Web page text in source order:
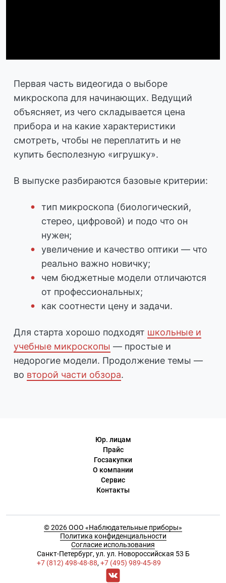
Первая часть видеогида о выборе
микроскопа для начинающих. Ведущий
объясняет, из чего складывается цена
прибора и на какие характеристики
смотреть, чтобы не переплатить и не
купить бесполезную «игрушку».
В выпуске разбираются базовые критерии:
тип микроскопа (биологический,
стерео, цифровой) и подо что он
нужен;
увеличение и качество оптики — что
реально важно новичку;
чем бюджетные модели отличаются
от профессиональных;
как соотнести цену и задачи.
Для старта хорошо подходят школьные и
учебные микроскопы — простые и
недорогие модели. Продолжение темы —
во второй части обзора.
Юр. лицам
Прайс
Госзакупки
О компании
Сервис
Контакты
© 2026 ООО «Наблюдательные приборы»
Политика конфиденциальности
Согласие использования
Cанкт-Петербург, ул. ул. Новороссийская 53 Б
+7 (812) 498-48-88, +7 (495) 989-45-89